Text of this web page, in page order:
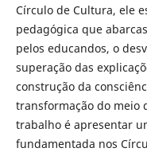
Círculo de Cultura, ele
pedagógica que
pelos educandos, o
superação das
construção da
transformação do meio
trabalho é apresentar
fundamentada nos